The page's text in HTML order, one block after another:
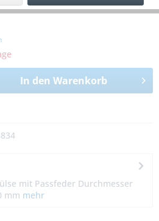
In den Warenkorb
mit Passfeder Durchmesser
mm mehr